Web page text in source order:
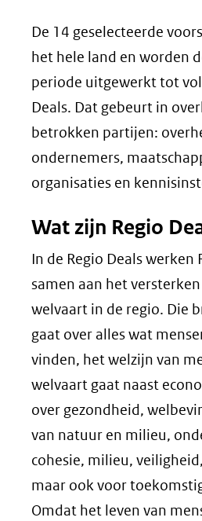
De 14 geselecteerde
het hele land en worden
periode uitgewerkt tot
Deals. Dat gebeurt in
betrokken partijen:
ondernemers,
organisaties en
Wat zijn Regio
In de Regio Deals werken
samen aan het
welvaart in de regio. Die
gaat over alles wat
vinden, het welzijn van
welvaart gaat naast
over gezondheid,
van natuur en milieu,
cohesie, milieu,
maar ook voor
Omdat het leven van